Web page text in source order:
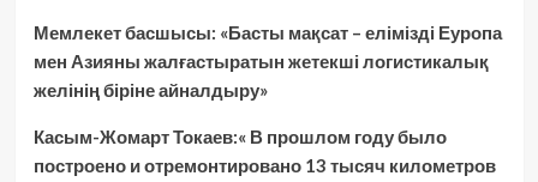
Мемлекет басшысы: «Басты мақсат – елімізді Еуропа
мен Азияны жалғастыратын жетекші логистикалық
желінің біріне айналдыру»
Касым-Жомарт Токаев:« В прошлом году было
построено и отремонтировано 13 тысяч километров